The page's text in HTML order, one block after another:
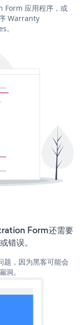
Form 应用程序，或
Warranty
Form还需要
错误。
题，因为黑客可能会
。